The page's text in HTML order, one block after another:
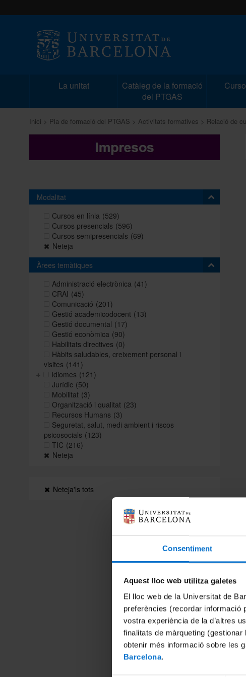
Consentiment
Aquest lloc web utilitza galetes
El lloc web de la Universitat de
preferències (recordar informació
vostra experiència de la d’altres
finalitats de màrqueting
obtenir més informació sobre les
Barcelona.
La unitat
Catàleg de la formació
del PTGAS
Inici Pla de formació del PTGAS Activitats formatives Relació de
Modalitat
Cursos en línia (529)
Cursos presencials (596)
Cursos semipresencials (69)
Neteja
Àrees temàtiques
Administració electrònica (41)
CRAI (45)
Comunicació (201)
Gestió academicodocent (13)
Gestió documental (17)
Gestió econòmica (90)
Habilitats directives (0)
Hàbits saludables, creixement personal i
visites (141)
Idiomes (121)
Jurídic (50)
Mobilitat (3)
Organització i qualitat (23)
Recursos Humans (3)
Seguretat, salut, medi ambient i riscos
psicosocials (123)
TIC (216)
Neteja
Neteja'ls tots